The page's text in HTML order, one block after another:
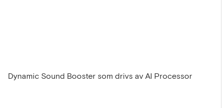
Dynamic Sound Booster som drivs av AI Processor